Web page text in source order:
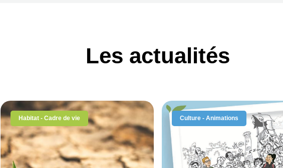
Les actualités
Habitat - Cadre de vie Culture - Animations